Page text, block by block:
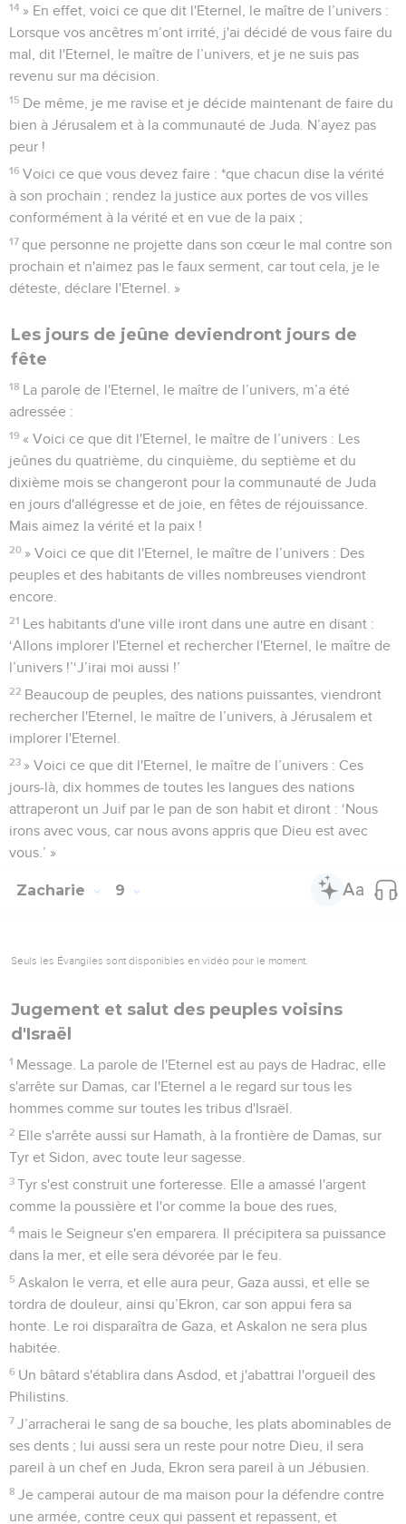
14 » En effet, voici ce que dit l'Eternel, le maître de l’univers :
Lorsque vos ancêtres m’ont irrité, j'ai décidé de vous faire du
mal, dit l'Eternel, le maître de l’univers, et je ne suis pas
revenu sur ma décision.
15 De même, je me ravise et je décide maintenant de faire du
bien à Jérusalem et à la communauté de Juda. N’ayez pas
peur !
16 Voici ce que vous devez faire : *que chacun dise la vérité
à son prochain ; rendez la justice aux portes de vos villes
conformément à la vérité et en vue de la paix ;
17 que personne ne projette dans son cœur le mal contre son
prochain et n'aimez pas le faux serment, car tout cela, je le
déteste, déclare l'Eternel. »
Les jours de jeûne deviendront jours de
fête
18 La parole de l'Eternel, le maître de l’univers, m’a été
adressée :
19 « Voici ce que dit l'Eternel, le maître de l’univers : Les
jeûnes du quatrième, du cinquième, du septième et du
dixième mois se changeront pour la communauté de Juda
en jours d'allégresse et de joie, en fêtes de réjouissance.
Mais aimez la vérité et la paix !
20 » Voici ce que dit l'Eternel, le maître de l’univers : Des
peuples et des habitants de villes nombreuses viendront
encore.
21 Les habitants d'une ville iront dans une autre en disant :
‘Allons implorer l'Eternel et rechercher l'Eternel, le maître de
l’univers !’‘J’irai moi aussi !’
22 Beaucoup de peuples, des nations puissantes, viendront
rechercher l'Eternel, le maître de l’univers, à Jérusalem et
implorer l'Eternel.
23 » Voici ce que dit l'Eternel, le maître de l’univers : Ces
jours-là, dix hommes de toutes les langues des nations
attraperont un Juif par le pan de son habit et diront : ‘Nous
irons avec vous, car nous avons appris que Dieu est avec
vous.’ »
Zacharie 9
Seuls les Évangiles sont disponibles en vidéo pour le moment.
Jugement et salut des peuples voisins
d'Israël
1 Message. La parole de l'Eternel est au pays de Hadrac, elle
s'arrête sur Damas, car l'Eternel a le regard sur tous les
hommes comme sur toutes les tribus d'Israël.
2 Elle s'arrête aussi sur Hamath, à la frontière de Damas, sur
Tyr et Sidon, avec toute leur sagesse.
3 Tyr s'est construit une forteresse. Elle a amassé l'argent
comme la poussière et l'or comme la boue des rues,
4 mais le Seigneur s'en emparera. Il précipitera sa puissance
dans la mer, et elle sera dévorée par le feu.
5 Askalon le verra, et elle aura peur, Gaza aussi, et elle se
tordra de douleur, ainsi qu’Ekron, car son appui fera sa
honte. Le roi disparaîtra de Gaza, et Askalon ne sera plus
habitée.
6 Un bâtard s'établira dans Asdod, et j'abattrai l'orgueil des
Philistins.
7 J’arracherai le sang de sa bouche, les plats abominables de
ses dents ; lui aussi sera un reste pour notre Dieu, il sera
pareil à un chef en Juda, Ekron sera pareil à un Jébusien.
8 Je camperai autour de ma maison pour la défendre contre
une armée, contre ceux qui passent et repassent, et